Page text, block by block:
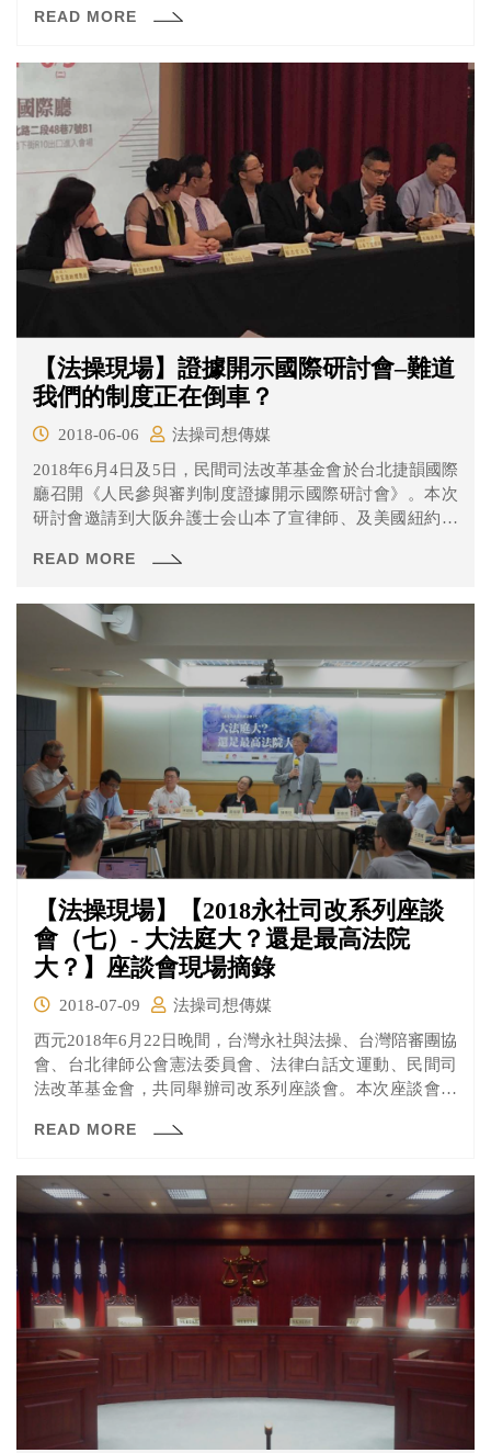
READ MORE
【法操現場】證據開示國際研討會–難道
我們的制度正在倒車？
2018-06-06
法操司想傳媒
2018年6月4日及5日，民間司法改革基金會於台北捷韻國際
廳召開《人民參與審判制度證據開示國際研討會》。本次
研討會邀請到大阪弁護士会山本了宣律師、及美國紐約州
國在證據開示問題上是如何規範的。
READ MORE
【法操現場】【2018永社司改系列座談
會（七）- 大法庭大？還是最高法院
大？】座談會現場摘錄
2018-07-09
法操司想傳媒
西元2018年6月22日晚間，台灣永社與法操、台灣陪審團協
會、台北律師公會憲法委員會、法律白話文運動、民間司
法改革基金會，共同舉辦司改系列座談會。本次座談會針
空終審法院各庭依法獨立審判之權、是否會違反釋字第530
進行討論。現場邀請到台灣永社創社理事長陳傳岳律師、
最高法院黃瑞華法官、司法院司法行政廳鄭富城法官、東
吳大學法律系王乃彥副教授、法律白話文運動王鼎棫資深
編輯、台灣大學法律系林明昕教授、民間司改會常務執行
委員高烊輝律師、法操司想傳媒共同創辦人高宏銘律師一
同討論。
READ MORE